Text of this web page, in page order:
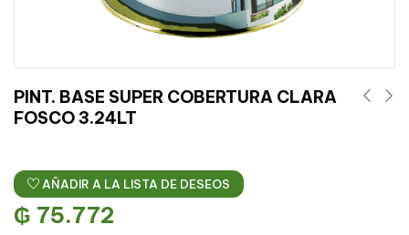
PINT. BASE SUPER COBERTURA CLARA
FOSCO 3.24LT
AÑADIR A LA LISTA DE DESEOS
₲ 75.772